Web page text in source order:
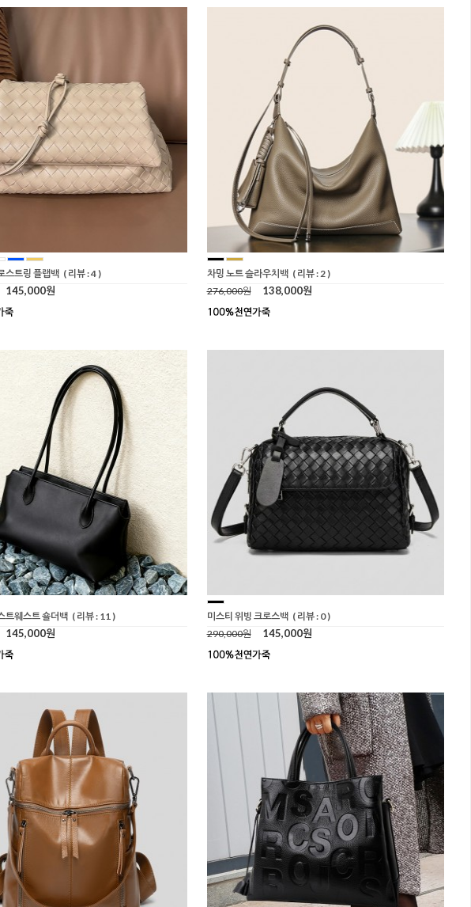
스트링 플랩백 ( 리뷰 : 4 )
145,000원
차밍 노트 슬라우치백 ( 리뷰 : 2 )
276,000원
138,000원
트웨스트 숄더백 ( 리뷰 : 11 )
145,000원
미스티 위빙 크로스백 ( 리뷰 : 0 )
290,000원
145,000원